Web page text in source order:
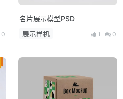
0
名片展示模型PSD
展示样机
1 0